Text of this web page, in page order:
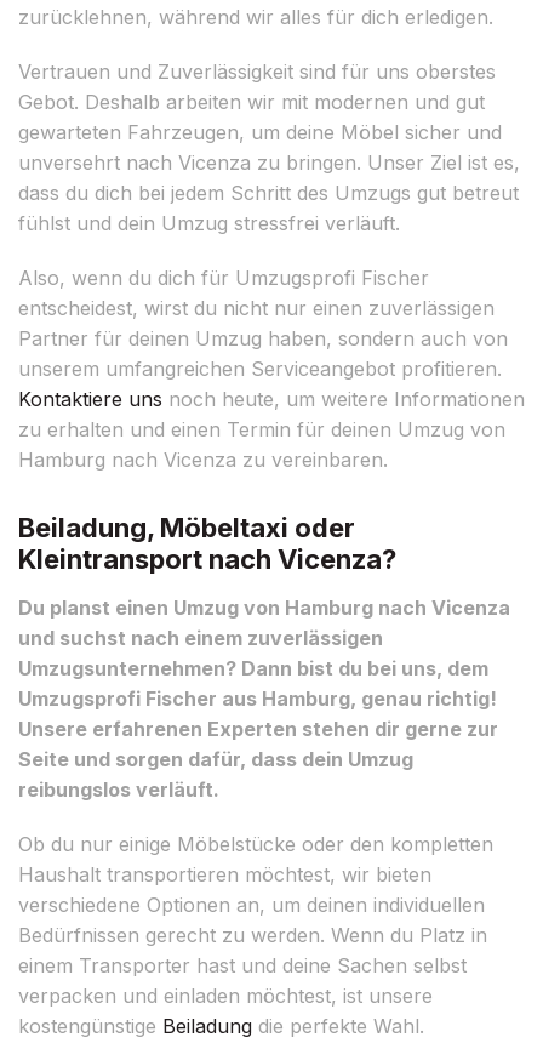
zurücklehnen, während wir alles für dich erledigen.
Vertrauen und Zuverlässigkeit sind für uns oberstes
Gebot. Deshalb arbeiten wir mit modernen und gut
gewarteten Fahrzeugen, um deine Möbel sicher und
unversehrt nach Vicenza zu bringen. Unser Ziel ist es,
dass du dich bei jedem Schritt des Umzugs gut betreut
fühlst und dein Umzug stressfrei verläuft.
Also, wenn du dich für Umzugsprofi Fischer
entscheidest, wirst du nicht nur einen zuverlässigen
Partner für deinen Umzug haben, sondern auch von
unserem umfangreichen Serviceangebot profitieren.
Kontaktiere uns noch heute, um weitere Informationen
zu erhalten und einen Termin für deinen Umzug von
Hamburg nach Vicenza zu vereinbaren.
Beiladung, Möbeltaxi oder
Kleintransport nach Vicenza?
Du planst einen Umzug von Hamburg nach Vicenza
und suchst nach einem zuverlässigen
Umzugsunternehmen? Dann bist du bei uns, dem
Umzugsprofi Fischer aus Hamburg, genau richtig!
Unsere erfahrenen Experten stehen dir gerne zur
Seite und sorgen dafür, dass dein Umzug
reibungslos verläuft.
Ob du nur einige Möbelstücke oder den kompletten
Haushalt transportieren möchtest, wir bieten
verschiedene Optionen an, um deinen individuellen
Bedürfnissen gerecht zu werden. Wenn du Platz in
einem Transporter hast und deine Sachen selbst
verpacken und einladen möchtest, ist unsere
kostengünstige Beiladung die perfekte Wahl.